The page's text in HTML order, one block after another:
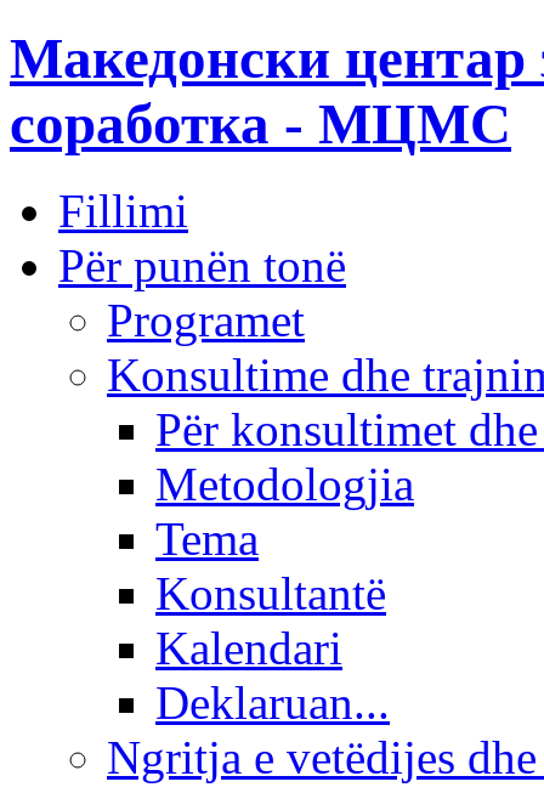
Македонски центар
соработка - МЦМС
Fillimi
Për punën tonë
Programet
Konsultime dhe
Për konsultimet
Metodologjia
Tema
Konsultantë
Kalendari
Deklaruan...
Ngritja e vetëdijes